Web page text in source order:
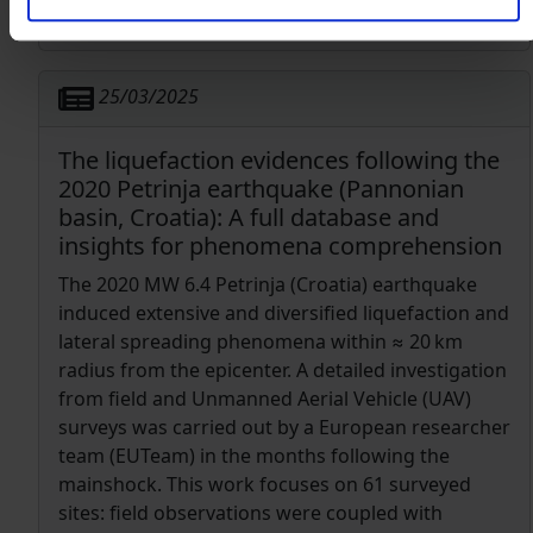
collection and processing, and their applications
in various fields are all included.
25/03/2025
The liquefaction evidences following the
2020 Petrinja earthquake (Pannonian
basin, Croatia): A full database and
insights for phenomena comprehension
The 2020 MW 6.4 Petrinja (Croatia) earthquake
induced extensive and diversified liquefaction and
lateral spreading phenomena within ≈ 20 km
radius from the epicenter. A detailed investigation
from field and Unmanned Aerial Vehicle (UAV)
surveys was carried out by a European researcher
team (EUTeam) in the months following the
mainshock. This work focuses on 61 surveyed
sites: field observations were coupled with